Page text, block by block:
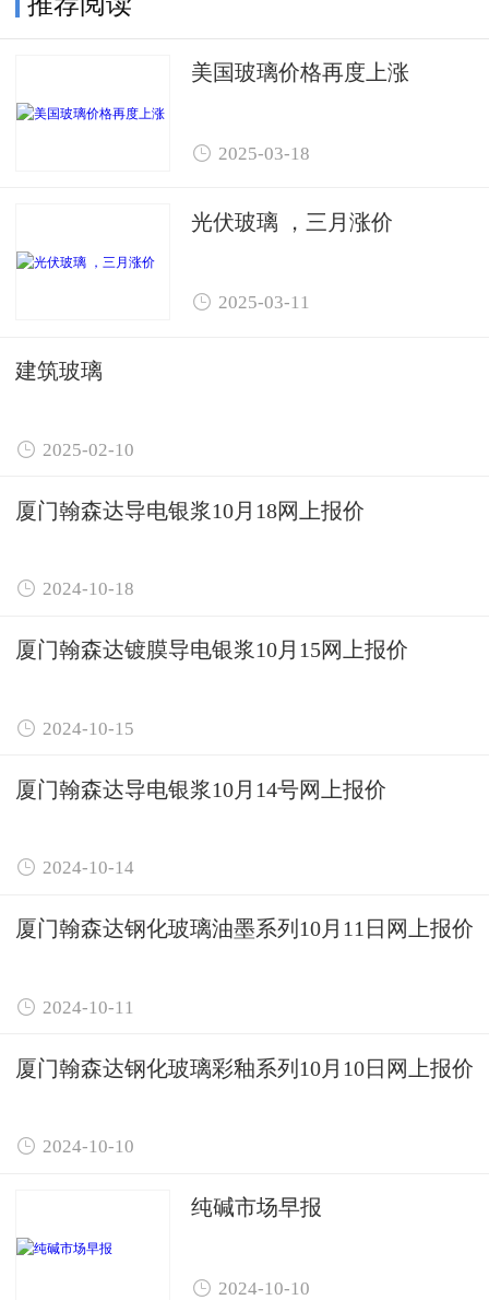
美国玻璃价格再度上涨
 2025-03-18
光伏玻璃 ，三月涨价
 2025-03-11
建筑玻璃
 2025-02-10
厦门翰森达导电银浆10月18网上报价
 2024-10-18
厦门翰森达镀膜导电银浆10月15网上报价
 2024-10-15
厦门翰森达导电银浆10月14号网上报价
 2024-10-14
厦门翰森达钢化玻璃油墨系列10月11日网上报价
 2024-10-11
厦门翰森达钢化玻璃彩釉系列10月10日网上报价
 2024-10-10
纯碱市场早报
 2024-10-10